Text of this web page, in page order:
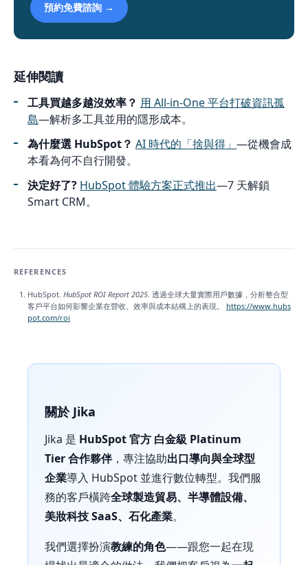
預約免費諮詢 →
延伸閱讀
工具買越多越沒效率？ 用 All-in-One 平台打破資訊孤
島—解析多工具並用的隱形成本。
為什麼選 HubSpot？ AI 時代的「捨與得」 —從機會成
本看為何不自行開發。
決定好了? HubSpot 體驗方案正式推出—7 天解鎖
Smart CRM。
REFERENCES
HubSpot. HubSpot ROI Report 2025. 透過全球大量實際用戶數據，分析整合型
客戶平台如何影響企業在營收、效率與成本結構上的表現。 https://www.hubs
pot.com/roi
關於 Jika
Jika 是 HubSpot 官方 白金級 Platinum
Tier 合作夥伴，專注協助出口導向與全球型
企業導入 HubSpot 並進行數位轉型。我們服
務的客戶橫跨全球製造貿易、半導體設備、
美妝科技 SaaS、石化產業。
我們選擇扮演教練的角色——跟您一起在現